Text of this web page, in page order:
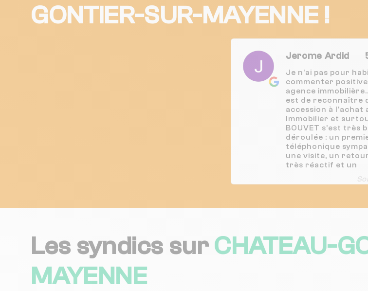
GONTIER-SUR-MAYENNE !
Jerome Ardid
Je n'ai pas pour
commenter
agence
est de reconnaître
accession à l'achat
Immobilier et
BOUVET s'est très
déroulée : un
téléphonique
une visite, un
très réactif et un
à mon emploi du
dynamisme. Nous
pas à vous
Les syndics sur CHATEAU-
MAYENNE